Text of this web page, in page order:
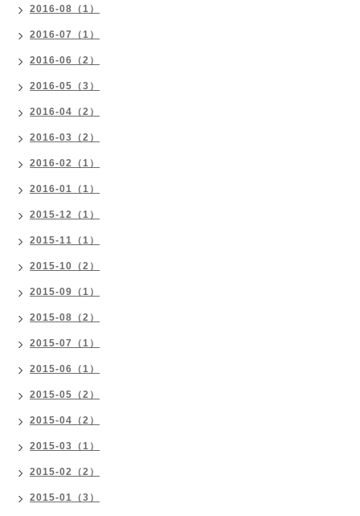
2016-08（1）
2016-07（1）
2016-06（2）
2016-05（3）
2016-04（2）
2016-03（2）
2016-02（1）
2016-01（1）
2015-12（1）
2015-11（1）
2015-10（2）
2015-09（1）
2015-08（2）
2015-07（1）
2015-06（1）
2015-05（2）
2015-04（2）
2015-03（1）
2015-02（2）
2015-01（3）